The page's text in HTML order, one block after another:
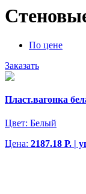
По цене
Заказать
Пласт.вагонка
Цвет: Белый
Цена: 2187.18 Р. |